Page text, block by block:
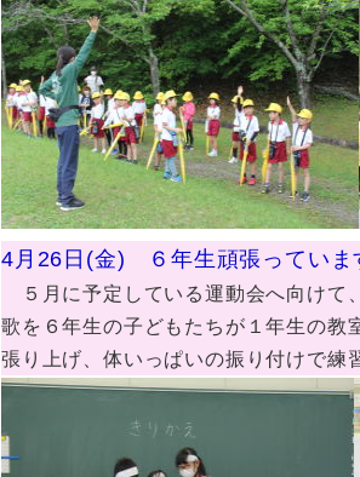
4月26日(金) ６年生頑張っていま
５月に予定している運動会へ向けて
歌を６年生の子どもたちが１年生の教
張り上げ、体いっぱいの振り付けで練